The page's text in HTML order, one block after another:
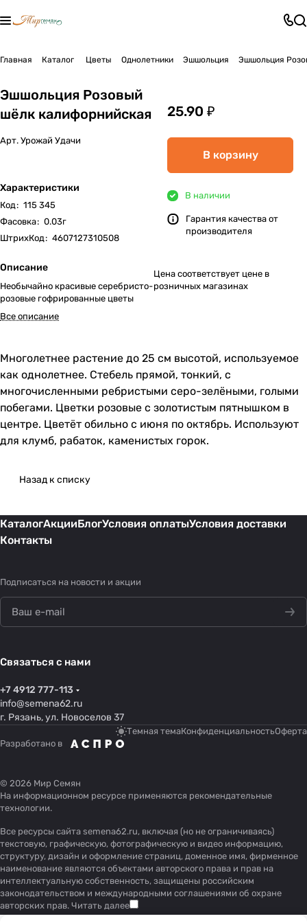
Главная Каталог Цветы Однолетники Эшшольция Эшшольция
Эшшольция Розовый
шёлк калифорнийская
Арт. Урожай Удачи
Характеристики
Код: 115 345
Фасовка: 0.03г
ШтрихКод: 4607127310508
Описание
Необычайно красивые серебристо-
розовые гофрированные цветы
Все описание
25.90 ₽
В корзину
В наличии
Гарантия качества от
производителя
Цена соответствует цене в
розничных магазинах
Многолетнее растение до 25 см высотой, используемое
как однолетнее. Стебель прямой, тонкий, с
многочисленными ребристыми серо-зелёными, голыми
побегами. Цветки розовые с золотистым пятнышком в
центре. Цветёт обильно с июня по октябрь. Используют
для клумб, рабаток, каменистых горок.
Назад к списку
КаталогАкцииБлогУсловия оплатыУсловия доставки
Контакты
Подписаться на новости и акции
Связаться с нами
+7 4912 777-113
info@semena62.ru
г. Рязань, ул. Новоселов 37
Темная темаКонфиденциальностьОферта
Разработано в
© 2026 Мир Семян
На информационном ресурсе применяются рекомендательные
технологии.
Все ресурсы сайта semena62.ru, включая (но не ограничиваясь)
текстовую, графическую, фотографическую и видео информацию,
структуру, дизайн и оформление страниц, доменное имя, фирменное
наименование являются объектами авторского права и прав на
интеллектуальную собственность, защищены российским
законодательством и международными соглашениями об охране
авторских прав. Читать далее